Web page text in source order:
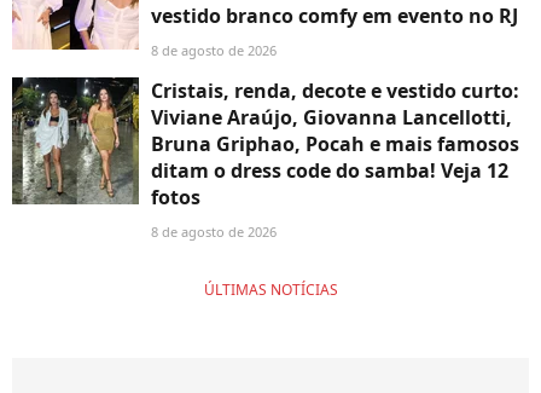
vestido branco comfy em evento no RJ
8 de agosto de 2026
Cristais, renda, decote e vestido curto:
Viviane Araújo, Giovanna Lancellotti,
Bruna Griphao, Pocah e mais famosos
ditam o dress code do samba! Veja 12
fotos
8 de agosto de 2026
ÚLTIMAS NOTÍCIAS